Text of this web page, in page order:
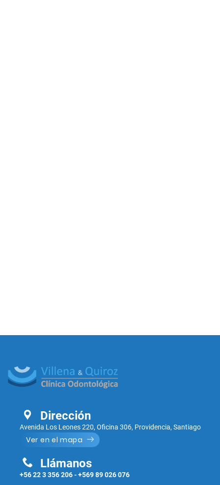
Dirección
Avenida Los Leones 220, Oficina 306, Providencia, Santiago
Ver en el mapa
Llámanos
+56 22 3 356 206-+569 89 026 076